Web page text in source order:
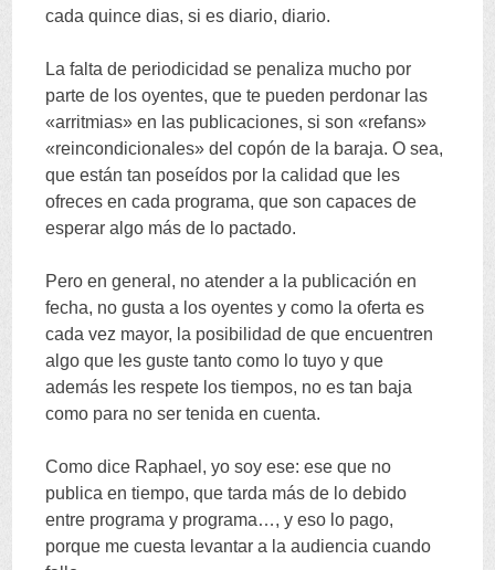
cada quince dias, si es diario, diario.
La falta de periodicidad se penaliza mucho por
parte de los oyentes, que te pueden perdonar las
«arritmias» en las publicaciones, si son «refans»
«reincondicionales» del copón de la baraja. O sea,
que están tan poseídos por la calidad que les
ofreces en cada programa, que son capaces de
esperar algo más de lo pactado.
Pero en general, no atender a la publicación en
fecha, no gusta a los oyentes y como la oferta es
cada vez mayor, la posibilidad de que encuentren
algo que les guste tanto como lo tuyo y que
además les respete los tiempos, no es tan baja
como para no ser tenida en cuenta.
Como dice Raphael, yo soy ese: ese que no
publica en tiempo, que tarda más de lo debido
entre programa y programa…, y eso lo pago,
porque me cuesta levantar a la audiencia cuando